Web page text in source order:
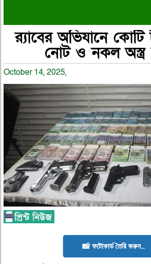
র‌্যাবের অভিযানে
নোট ও নকল অস্ত্র
October 14, 2025,
📸 ফটোকার্ড তৈরি করুন..